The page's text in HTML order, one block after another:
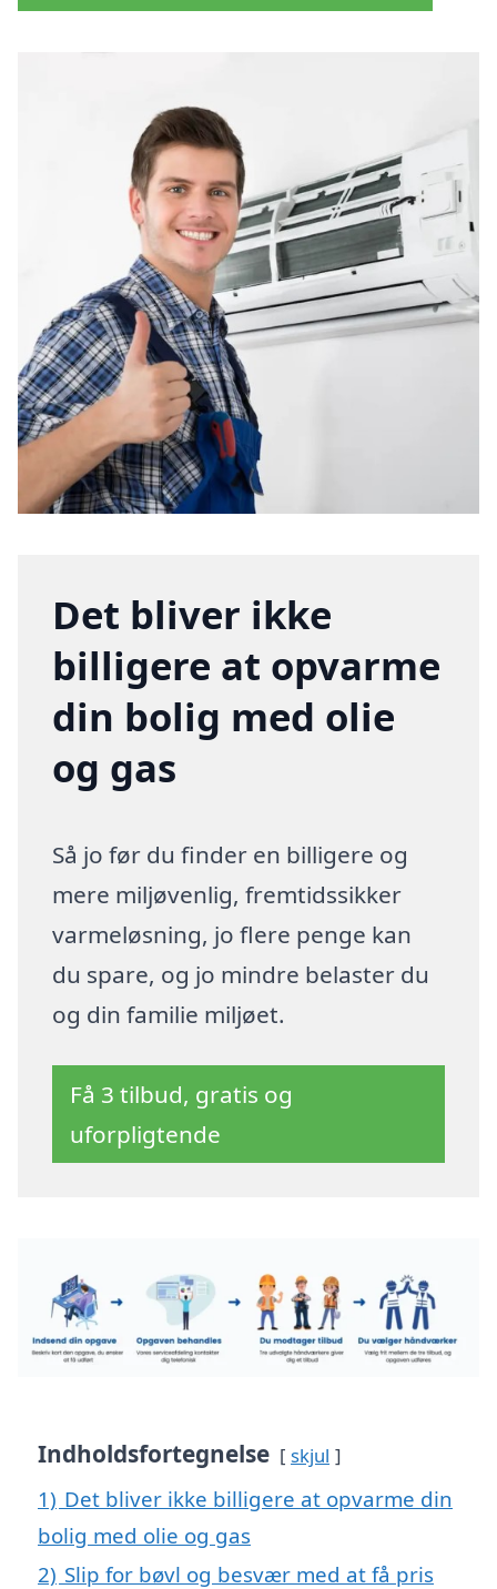
Det bliver ikke
billigere at opvarme
din bolig med olie
og gas
Så jo før du finder en billigere og
mere miljøvenlig, fremtidssikker
varmeløsning, jo flere penge kan
du spare, og jo mindre belaster du
og din familie miljøet.
Få 3 tilbud, gratis og
uforpligtende
Indholdsfortegnelse skjul
1) Det bliver ikke billigere at opvarme din
bolig med olie og gas
2) Slip for bøvl og besvær med at få pris